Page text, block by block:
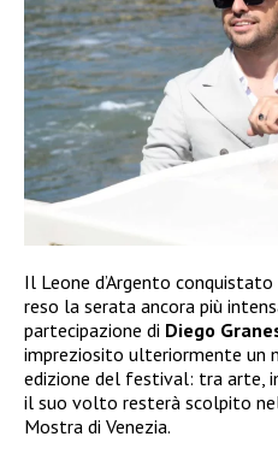
Il Leone d’Argento conquistato
reso la serata ancora più
partecipazione di Diego
impreziosito ulteriormente un
edizione del festival: tra arte,
il suo volto resterà scolpito
Mostra di Venezia.